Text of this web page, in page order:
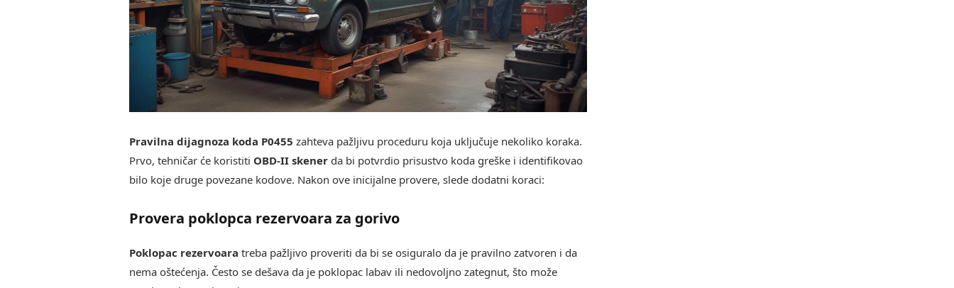
Pravilna dijagnoza koda P0455 zahteva pažljivu proceduru koja uključuje nekoliko koraka.
Prvo, tehničar će koristiti OBD-II skenerda bi potvrdio prisustvo koda greške i identifikovao
bilo koje druge povezane kodove. Nakon ove inicijalne provere, slede dodatni koraci:
Provera poklopca rezervoara za gorivo
Poklopac rezervoara treba pažljivo proveriti da bi se osiguralo da je pravilno zatvoren i da
nema oštećenja. Često se dešava da je poklopac labav ili nedovoljno zategnut, što može